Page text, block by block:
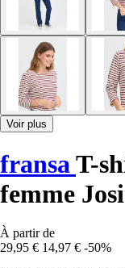
Voir plus
fransa T-
femme
À partir de
29,95 € 14,97 € -50%